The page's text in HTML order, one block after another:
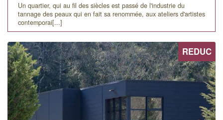
Un quartier, qui au fil des siècles est passé de l'industrie du
tannage des peaux qui en fait sa renommée, aux ateliers d'artistes
contemporai[...]
REDUC